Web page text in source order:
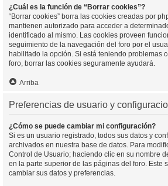
¿Cuál es la función de “Borrar cookies”?
“Borrar cookies” borra las cookies creadas por
mantienen autorizado para acceder a
identificado al mismo. Las cookies proveen
seguimiento de la navegación del foro por el
habilitado la opción. Si está teniendo problemas
foro, borrar las cookies seguramente ayudará.
Arriba
Preferencias de usuario y
¿Cómo se puede cambiar mi configuración?
Si es un usuario registrado, todos sus datos y
archivados en nuestra base de datos. Para
Control de Usuario; haciendo clic en su nombre
en la parte superior de las páginas del foro. Este
cambiar sus datos y preferencias.